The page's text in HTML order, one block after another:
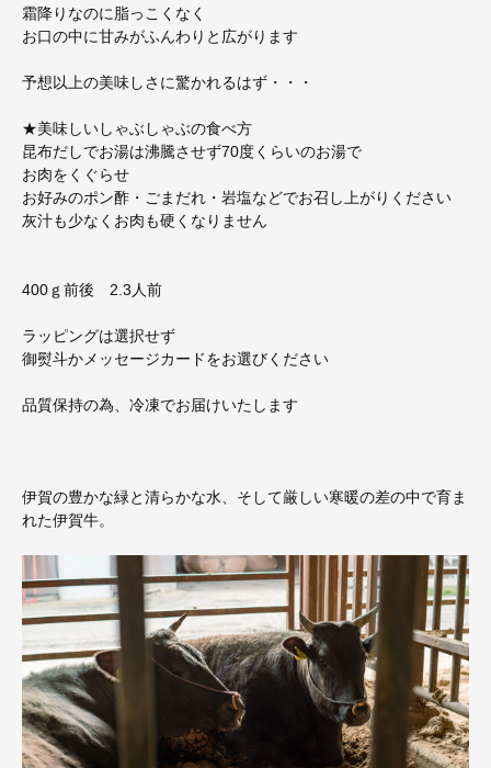
霜降りなのに脂っこくなく
お口の中に甘みがふんわりと広がります
予想以上の美味しさに驚かれるはず・・・
★美味しいしゃぶしゃぶの食べ方
昆布だしでお湯は沸騰させず70度くらいのお湯で
お肉をくぐらせ
お好みのポン酢・ごまだれ・岩塩などでお召し上がりください
灰汁も少なくお肉も硬くなりません
400ｇ前後 2.3人前
ラッピングは選択せず
御熨斗かメッセージカードをお選びください
品質保持の為、冷凍でお届けいたします
伊賀の豊かな緑と清らかな水、そして厳しい寒暖の差の中で育ま
れた伊賀牛。